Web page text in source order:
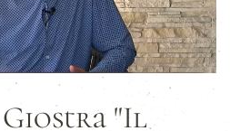
"Il